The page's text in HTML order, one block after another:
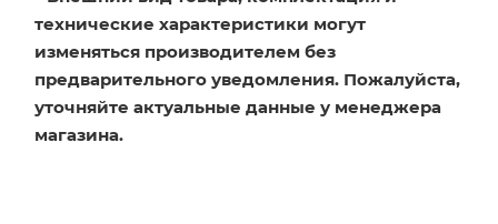
технические характеристики могут
изменяться производителем без
предварительного уведомления. Пожалуйста,
уточняйте актуальные данные у менеджера
магазина.